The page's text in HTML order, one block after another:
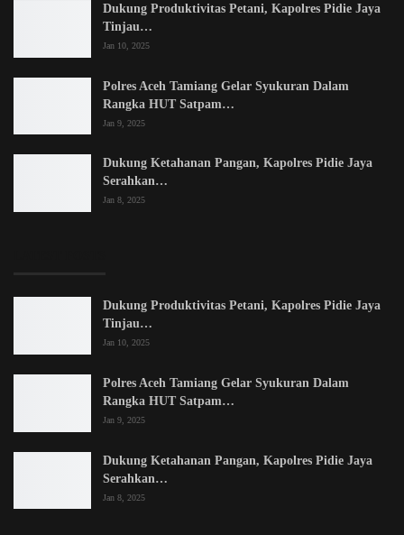
Dukung Produktivitas Petani, Kapolres Pidie Jaya
Tinjau…
Jan 10, 2025
Polres Aceh Tamiang Gelar Syukuran Dalam
Rangka HUT Satpam…
Jan 9, 2025
Dukung Ketahanan Pangan, Kapolres Pidie Jaya
Serahkan…
Jan 8, 2025
Dukung Produktivitas Petani, Kapolres Pidie Jaya
Tinjau…
Jan 10, 2025
Polres Aceh Tamiang Gelar Syukuran Dalam
Rangka HUT Satpam…
Jan 9, 2025
Dukung Ketahanan Pangan, Kapolres Pidie Jaya
Serahkan…
Jan 8, 2025